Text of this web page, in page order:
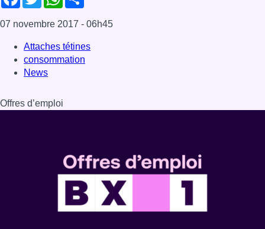
07 novembre 2017 - 06h45
Attaches tétines
consommation
News
Offres d’emploi